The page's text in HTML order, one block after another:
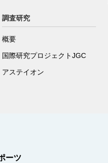
調査研究
概要
国際研究プロジェクトJGC
アステイオン
ーツ